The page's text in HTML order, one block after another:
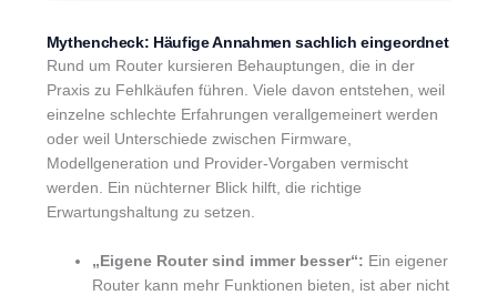
Mythencheck: Häufige Annahmen sachlich eingeordnet
Rund um Router kursieren Behauptungen, die in der
Praxis zu Fehlkäufen führen. Viele davon entstehen, weil
einzelne schlechte Erfahrungen verallgemeinert werden
oder weil Unterschiede zwischen Firmware,
Modellgeneration und Provider-Vorgaben vermischt
werden. Ein nüchterner Blick hilft, die richtige
Erwartungshaltung zu setzen.
„Eigene Router sind immer besser“: Ein eigener
Router kann mehr Funktionen bieten, ist aber nicht